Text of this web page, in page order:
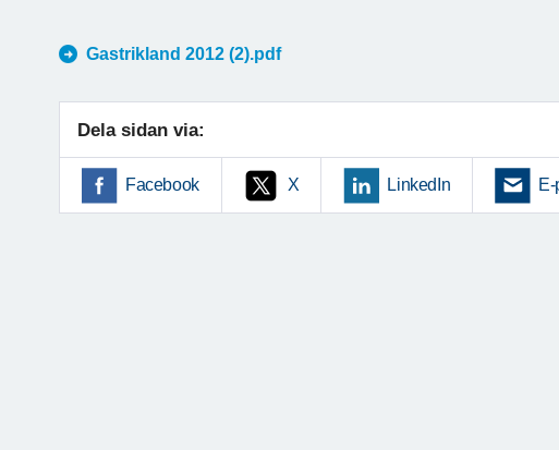
Gastrikland 2012 (2).pdf
Dela sidan via:
Facebook X LinkedIn